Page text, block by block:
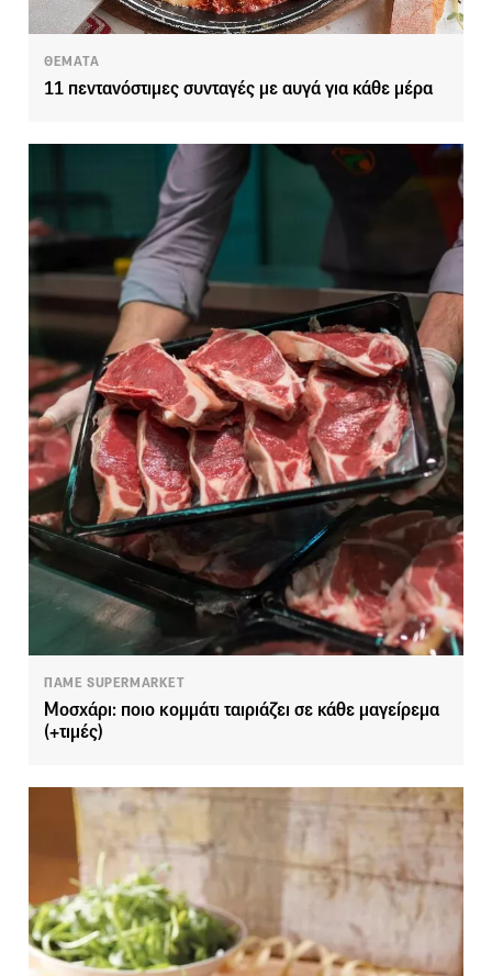
ΘΕΜΑΤΑ
11 πεντανόστιμες συνταγές με αυγά για κάθε μέρα
ΠΑΜΕ SUPERMARKET
Μοσχάρι: ποιο κομμάτι ταιριάζει σε κάθε μαγείρεμα
(+τιμές)